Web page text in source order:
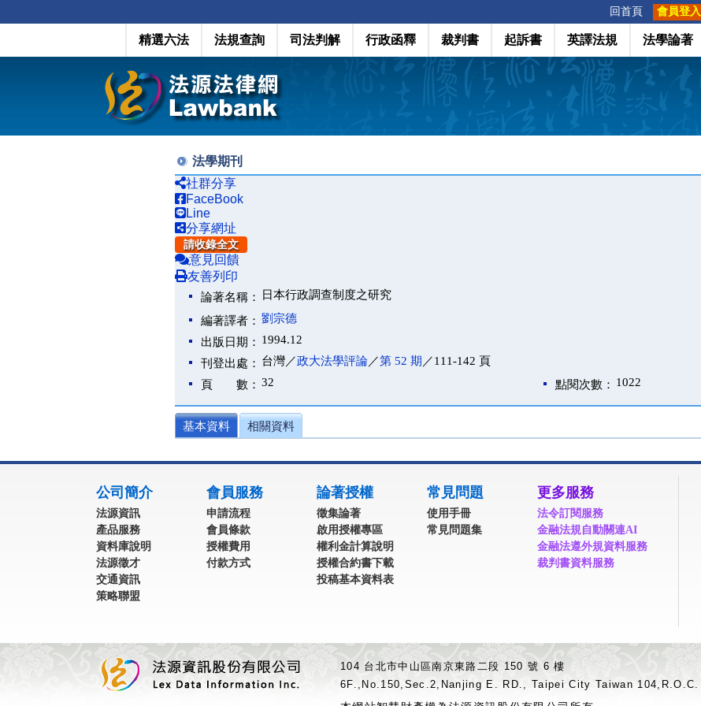
回首頁 會員登入
精選六法 法規查詢 司法判解 行政函釋 裁判書 起訴書 英譯法規 法學論著
法學期刊
社群分享
FaceBook
Line
分享網址
請收錄全文
意見回饋
友善列印
論著名稱： 日本行政調查制度之研究
編著譯者： 劉宗德
出版日期： 1994.12
刊登出處： 台灣／政大法學評論／第 52 期 ／111-142 頁
頁 數： 32 點閱次數： 1022
基本資料 相關資料
公司簡介
法源資訊
產品服務
資料庫說明
法源徵才
交通資訊
策略聯盟
會員服務
申請流程
會員條款
授權費用
付款方式
論著授權
徵集論著
啟用授權專區
權利金計算說明
授權合約書下載
投稿基本資料表
常見問題
使用手冊
常見問題集
更多服務
法令訂閱服務
金融法規自動關連AI
金融法遵外規資料服務
裁判書資料服務
104 台北市中山區南京東路二段 150 號 6 樓
6F.,No.150,Sec.2,Nanjing E. RD., Taipei City Taiwan 104,R.O.C.